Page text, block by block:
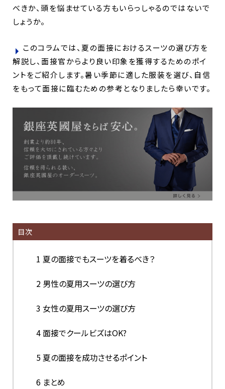
べきか、頭を悩ませている方もいらっしゃるのではないで
しょうか。
このコラムでは、夏の面接におけるスーツの選び方を
解説し、面接官からより良い印象を獲得するためのポイ
ントをご紹介します。暑い季節に適した服装を選び、自信
をもって面接に臨むための参考となりましたら幸いです。
目次
1 夏の面接でもスーツを着るべき？
2 男性の夏用スーツの選び方
3 女性の夏用スーツの選び方
4 面接でクールビズはOK?
5 夏の面接を成功させるポイント
6 まとめ